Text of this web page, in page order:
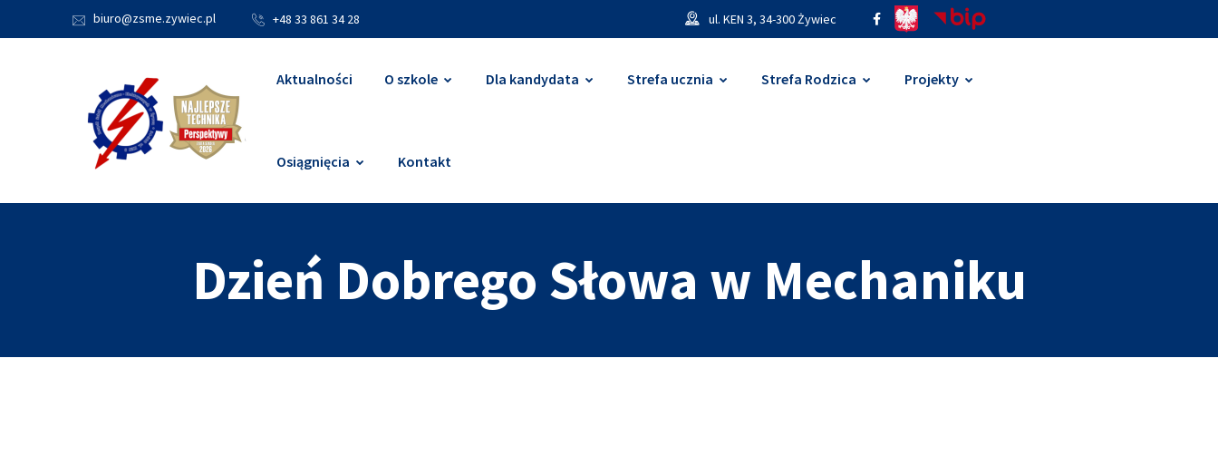
biuro@zsme.zywiec.pl +48 33 861 34 28 ul. KEN 3, 34-300 Żywiec
Aktualności O szkole Dla kandydata Strefa ucznia Strefa Rodzica Projekty
Osiągnięcia Kontakt
Dzień Dobrego Słowa w Mechaniku